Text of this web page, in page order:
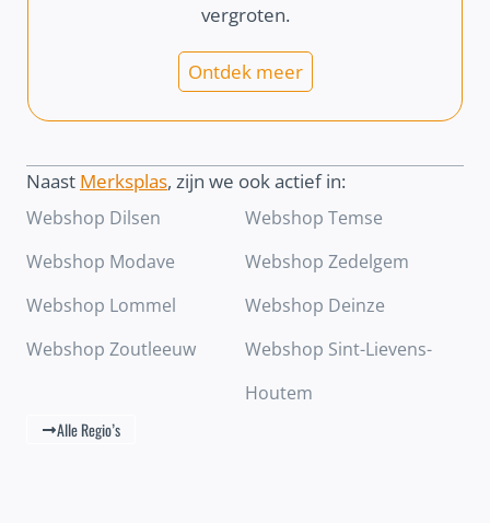
vergroten.
Ontdek meer
Naast Merksplas, zijn we ook actief in:
Webshop Dilsen
Webshop Temse
Webshop Modave
Webshop Zedelgem
Webshop Lommel
Webshop Deinze
Webshop Zoutleeuw
Webshop Sint-Lievens-
Houtem
Alle Regio’s